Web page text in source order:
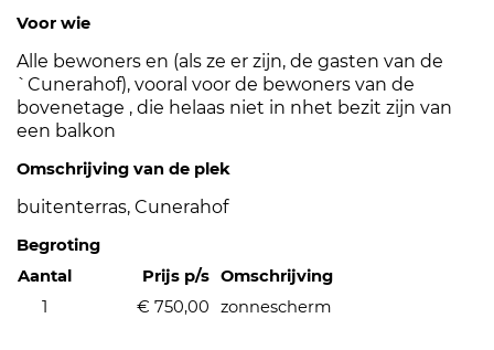
Voor wie
Alle bewoners en (als ze er zijn, de gasten van de
`Cunerahof), vooral voor de bewoners van de
bovenetage , die helaas niet in nhet bezit zijn van
een balkon
Omschrijving van de plek
buitenterras, Cunerahof
Begroting
Aantal
Prijs p/s Omschrijving
1
€ 750,00 zonnescherm